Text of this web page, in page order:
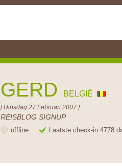
GERD BELGIË
[ Dinsdag 27 Februari 2007 ]
REISBLOG SIGNUP
offline Laatste check-in 4778